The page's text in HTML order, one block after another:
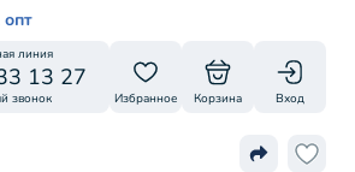
линия
13 27
звонок Избранное Корзина Вход